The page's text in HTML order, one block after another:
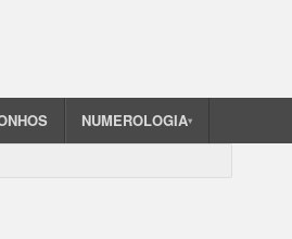
NUMEROLOGIA▾